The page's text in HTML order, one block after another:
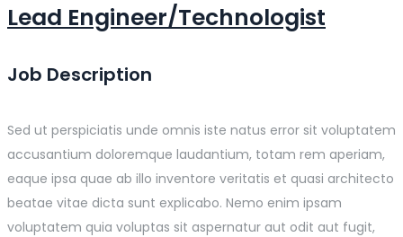
Lead Engineer/Technologist
Job Description
Sed ut perspiciatis unde omnis iste natus error sit voluptatem
accusantium doloremque laudantium, totam rem aperiam,
eaque ipsa quae ab illo inventore veritatis et quasi architecto
beatae vitae dicta sunt explicabo. Nemo enim ipsam
voluptatem quia voluptas sit aspernatur aut odit aut fugit,